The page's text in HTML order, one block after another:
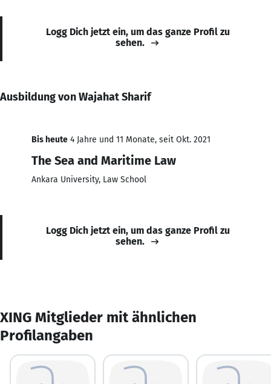
Logg Dich jetzt ein, um das ganze Profil zu
sehen.
Ausbildung von Wajahat Sharif
Bis heute 4 Jahre und 11 Monate, seit Okt. 2021
The Sea and Maritime Law
Ankara University, Law School
Logg Dich jetzt ein, um das ganze Profil zu
sehen.
XING Mitglieder mit ähnlichen
Profilangaben